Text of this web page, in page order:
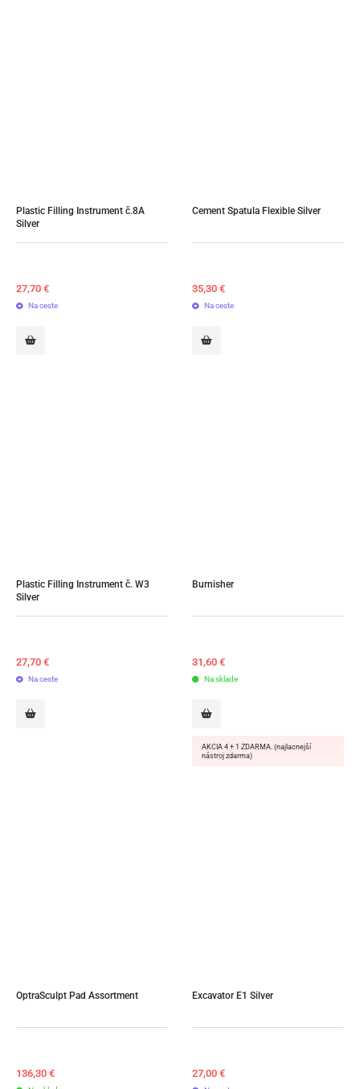
Plastic Filling Instrument č.8A
Silver
27,70 €
Na ceste
Cement Spatula Flexible Silver
35,30 €
Na ceste
Plastic Filling Instrument č. W3
Silver
27,70 €
Na ceste
Burnisher
31,60 €
Na sklade
AKCIA 4 + 1 ZDARMA. (najlacnejší
nástroj zdarma)
OptraSculpt Pad Assortment
136,30 €
Excavator E1 Silver
27,00 €